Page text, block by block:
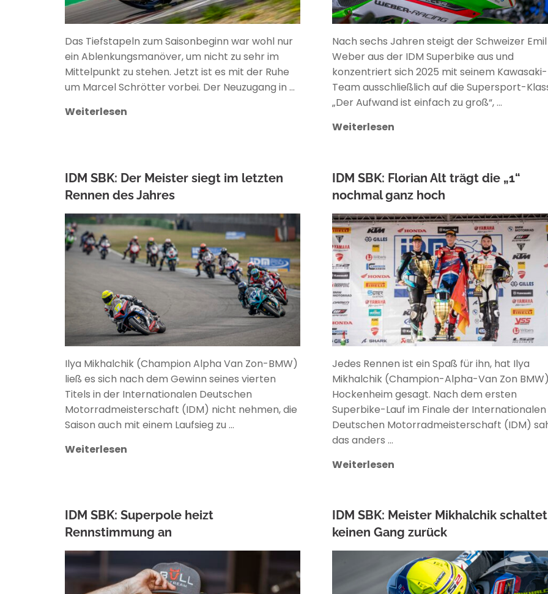
Das Tiefstapeln zum Saisonbeginn war wohl nur
ein Ablenkungsmanöver, um nicht zu sehr im
Mittelpunkt zu stehen. Jetzt ist es mit der Ruhe
um Marcel Schrötter vorbei. Der Neuzugang in …
Weiterlesen
Nach sechs Jahren steigt der Schweizer Emil
Weber aus der IDM Superbike aus und
konzentriert sich 2025 mit seinem Kawasaki-
Team ausschließlich auf die Supersport-
„Der Aufwand ist einfach zu groß“, …
Weiterlesen
IDM SBK: Der Meister siegt im letzten
Rennen des Jahres
ANKE WIECZOREK
Ilya Mikhalchik (Champion Alpha Van Zon-BMW)
ließ es sich nach dem Gewinn seines vierten
Titels in der Internationalen Deutschen
Motorradmeisterschaft (IDM) nicht nehmen, die
Saison auch mit einem Laufsieg zu …
Weiterlesen
IDM SBK: Florian Alt trägt die „1“
nochmal ganz hoch
ANKE WIECZOREK
Jedes Rennen ist ein Spaß für ihn, hat Ilya
Mikhalchik (Champion-Alpha-Van Zon
Hockenheim gesagt. Nach dem ersten
Superbike-Lauf im Finale der Internationalen
Deutschen Motorradmeisterschaft (IDM)
das anders …
Weiterlesen
IDM SBK: Superpole heizt
Rennstimmung an
ANKE WIECZOREK
IDM SBK: Meister Mikhalchik schaltet
keinen Gang zurück
ANKE WIECZOREK